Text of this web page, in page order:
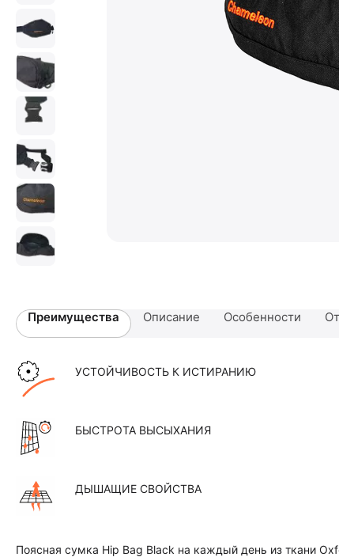
Преимущества Описание Особенности
УСТОЙЧИВОСТЬ К ИСТИРАНИЮ
БЫСТРОТА ВЫСЫХАНИЯ
ДЫШАЩИЕ СВОЙСТВА
Поясная сумка Hip Bag Black на каждый день из ткани